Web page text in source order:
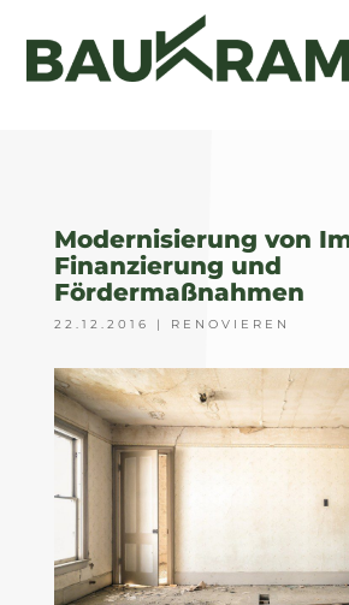
Modernisierung von
Finanzierung und
Fördermaßnahmen
22.12.2016 | RENOVIEREN